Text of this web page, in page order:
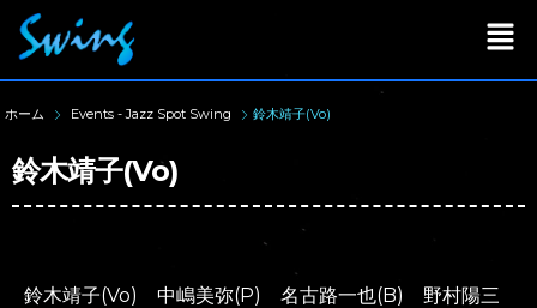
ホーム Events - Jazz Spot Swing 鈴木靖子(Vo)
鈴木靖子(Vo)
鈴木靖子(Vo) 中嶋美弥(P) 名古路一也(B) 野村陽三